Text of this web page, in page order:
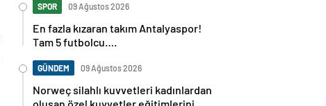
SPOR 09 Ağustos 2026
En fazla kızaran takım Antalyaspor!
Tam 5 futbolcu….
GÜNDEM 09 Ağustos 2026
Norweç silahlı kuvvetleri kadınlardan